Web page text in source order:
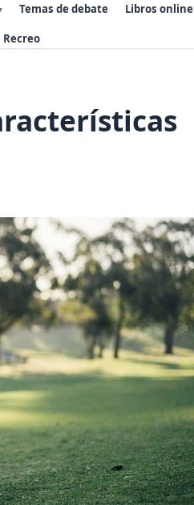
Temas de debate Libros online
Recreo